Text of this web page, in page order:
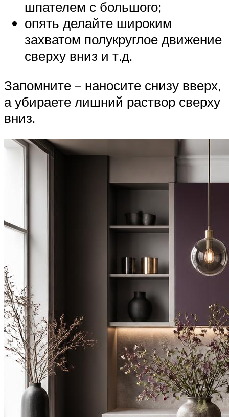
шпателем с большого;
опять делайте широким
захватом полукруглое движение
сверху вниз и т.д.
Запомните – наносите снизу вверх,
а убираете лишний раствор сверху
вниз.